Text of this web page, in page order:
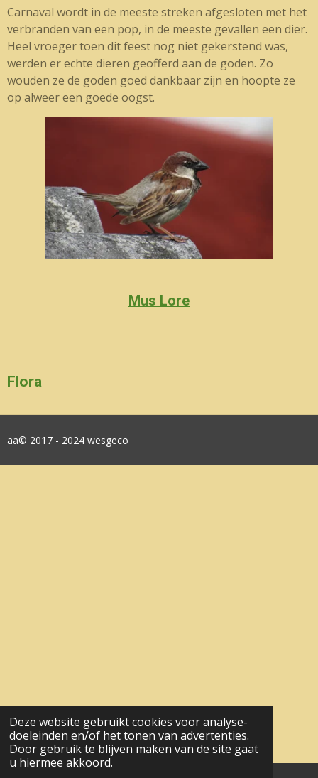
Deze website gebruikt cookies voor analyse-
doeleinden en/of het tonen van advertenties.
Door gebruik te blijven maken van de site gaat
u hiermee akkoord.
Carnaval wordt in de meeste streken afgesloten met het
verbranden van een pop, in de meeste gevallen een dier.
Heel vroeger toen dit feest nog niet gekerstend was,
werden er echte dieren geofferd aan de goden. Zo
wouden ze de goden goed dankbaar zijn en hoopte ze
op alweer een goede oogst.
Mus Lore
Flora
aa© 2017 - 2024 wesgeco